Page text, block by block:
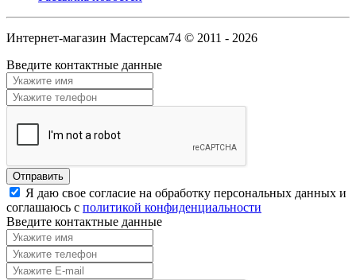
Интернет-магазин Мастерсам74 © 2011 - 2026
Введите контактные данные
Я даю свое согласие на обработку персональных данных и
соглашаюсь с политикой конфиденциальности
Введите контактные данные